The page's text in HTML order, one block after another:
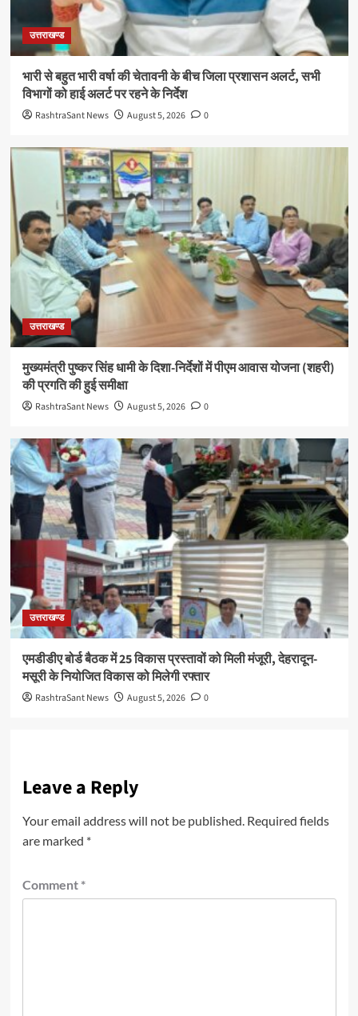
उत्तराखण्ड
भारी से बहुत भारी वर्षा की चेतावनी के बीच जिला प्रशासन अलर्ट, सभी
विभागों को हाई अलर्ट पर रहने के निर्देश
RashtraSant News August 5, 2026 0
उत्तराखण्ड
मुख्यमंत्री पुष्कर सिंह धामी के दिशा-निर्देशों में पीएम आवास योजना (शहरी)
की प्रगति की हुई समीक्षा
RashtraSant News August 5, 2026 0
उत्तराखण्ड
एमडीडीए बोर्ड बैठक में 25 विकास प्रस्तावों को मिली मंजूरी, देहरादून-
मसूरी के नियोजित विकास को मिलेगी रफ्तार
RashtraSant News August 5, 2026 0
Leave a Reply
Your email address will not be published. Required fields
are marked *
Comment *